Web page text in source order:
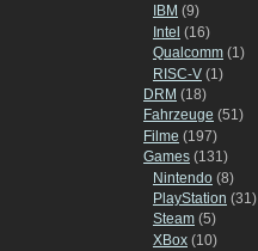
IBM (9)
Intel (16)
Qualcomm (1)
RISC-V (1)
DRM (18)
Fahrzeuge (51)
Filme (197)
Games (131)
Nintendo (8)
PlayStation (31)
Steam (5)
XBox (10)